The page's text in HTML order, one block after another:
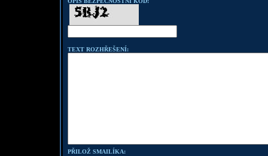
TEXT ROZHŘEŠENÍ:
PŘILOŽ SMAILÍKA: